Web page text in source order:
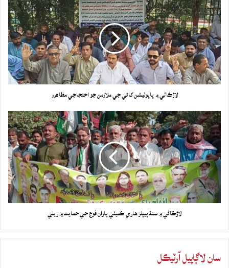
لاڙڪاڻي ۾ پاپوليشن کاتي جي ملازمن جو احتجاجي مظاهرو
لاڙڪاڻي ۾ سنڌ پيپلز هاري ڪميٽي پاران فوج جي حمايت ۾ ريلي
سان لاڳاپيل آرٽيڪل